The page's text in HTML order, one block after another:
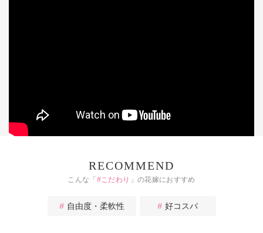
RECOMMEND
こんな「 #こだわり 」の花嫁におすすめ
自由度・柔軟性 好コスパ